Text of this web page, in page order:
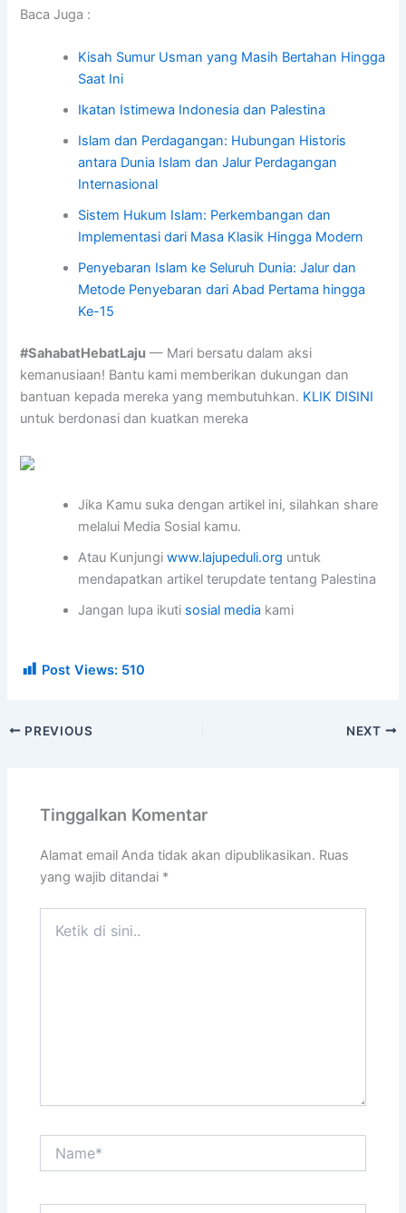
Baca Juga :
Kisah Sumur Usman yang Masih Bertahan Hingga
Saat Ini
Ikatan Istimewa Indonesia dan Palestina
Islam dan Perdagangan: Hubungan Historis
antara Dunia Islam dan Jalur Perdagangan
Internasional
Sistem Hukum Islam: Perkembangan dan
Implementasi dari Masa Klasik Hingga Modern
Penyebaran Islam ke Seluruh Dunia: Jalur dan
Metode Penyebaran dari Abad Pertama hingga
Ke-15
#SahabatHebatLaju — Mari bersatu dalam aksi
kemanusiaan! Bantu kami memberikan dukungan dan
bantuan kepada mereka yang membutuhkan. KLIK DISINI
untuk berdonasi dan kuatkan mereka
Jika Kamu suka dengan artikel ini, silahkan share
melalui Media Sosial kamu.
Atau Kunjungiwww.lajupeduli.org untuk
mendapatkan artikel terupdate tentang Palestina
Jangan lupa ikuti sosial media kami
Post Views: 510
PREVIOUS NEXT
Tinggalkan Komentar
Alamat email Anda tidak akan dipublikasikan. Ruas
yang wajib ditandai *